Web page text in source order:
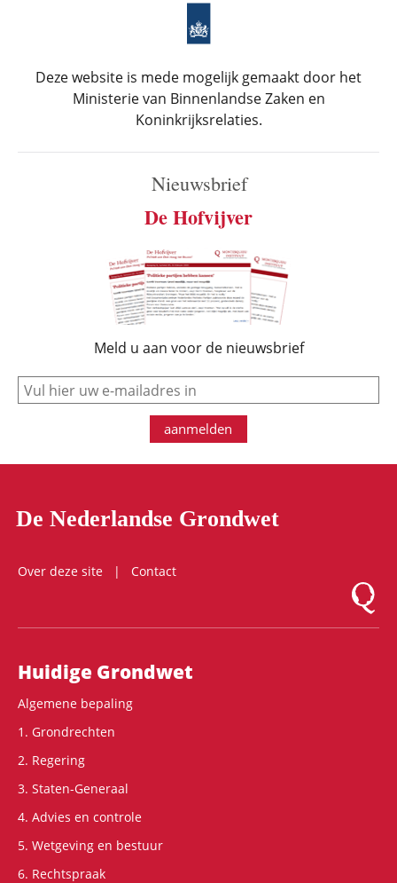
Deze website is mede mogelijk gemaakt door het
Ministerie van Binnenlandse Zaken en
Koninkrijksrelaties.
Nieuwsbrief
De Hofvijver
Meld u aan voor de nieuwsbrief
e-mail
aanmelden
De Nederlandse Grondwet
Over deze site
Contact
Logo
Hoofdnavigatie
Huidige Grondwet
Algemene bepaling
1. Grondrechten
2. Regering
3. Staten-Generaal
4. Advies en controle
5. Wetgeving en bestuur
6. Rechtspraak